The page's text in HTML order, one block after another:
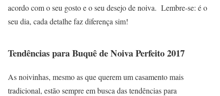
acordo com o seu gosto e o seu desejo de noiva. Lembre-se: é o
seu dia, cada detalhe faz diferença sim!
Tendências para Buquê de Noiva Perfeito 2017
As noivinhas, mesmo as que querem um casamento mais
tradicional, estão sempre em busca das tendências para